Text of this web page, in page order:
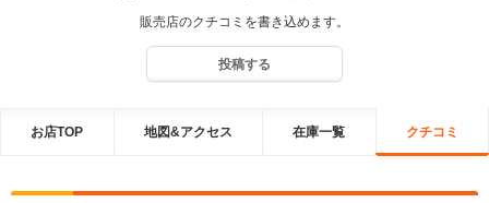
販売店のクチコミを書き込めます。
投稿する
お店TOP 地図&アクセス 在庫一覧 クチコミ